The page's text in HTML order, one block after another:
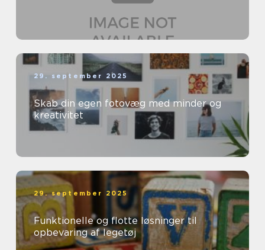
29. september 2025
Skab din egen fotovæg med minder og
kreativitet
29. september 2025
Funktionelle og flotte løsninger til
opbevaring af legetøj